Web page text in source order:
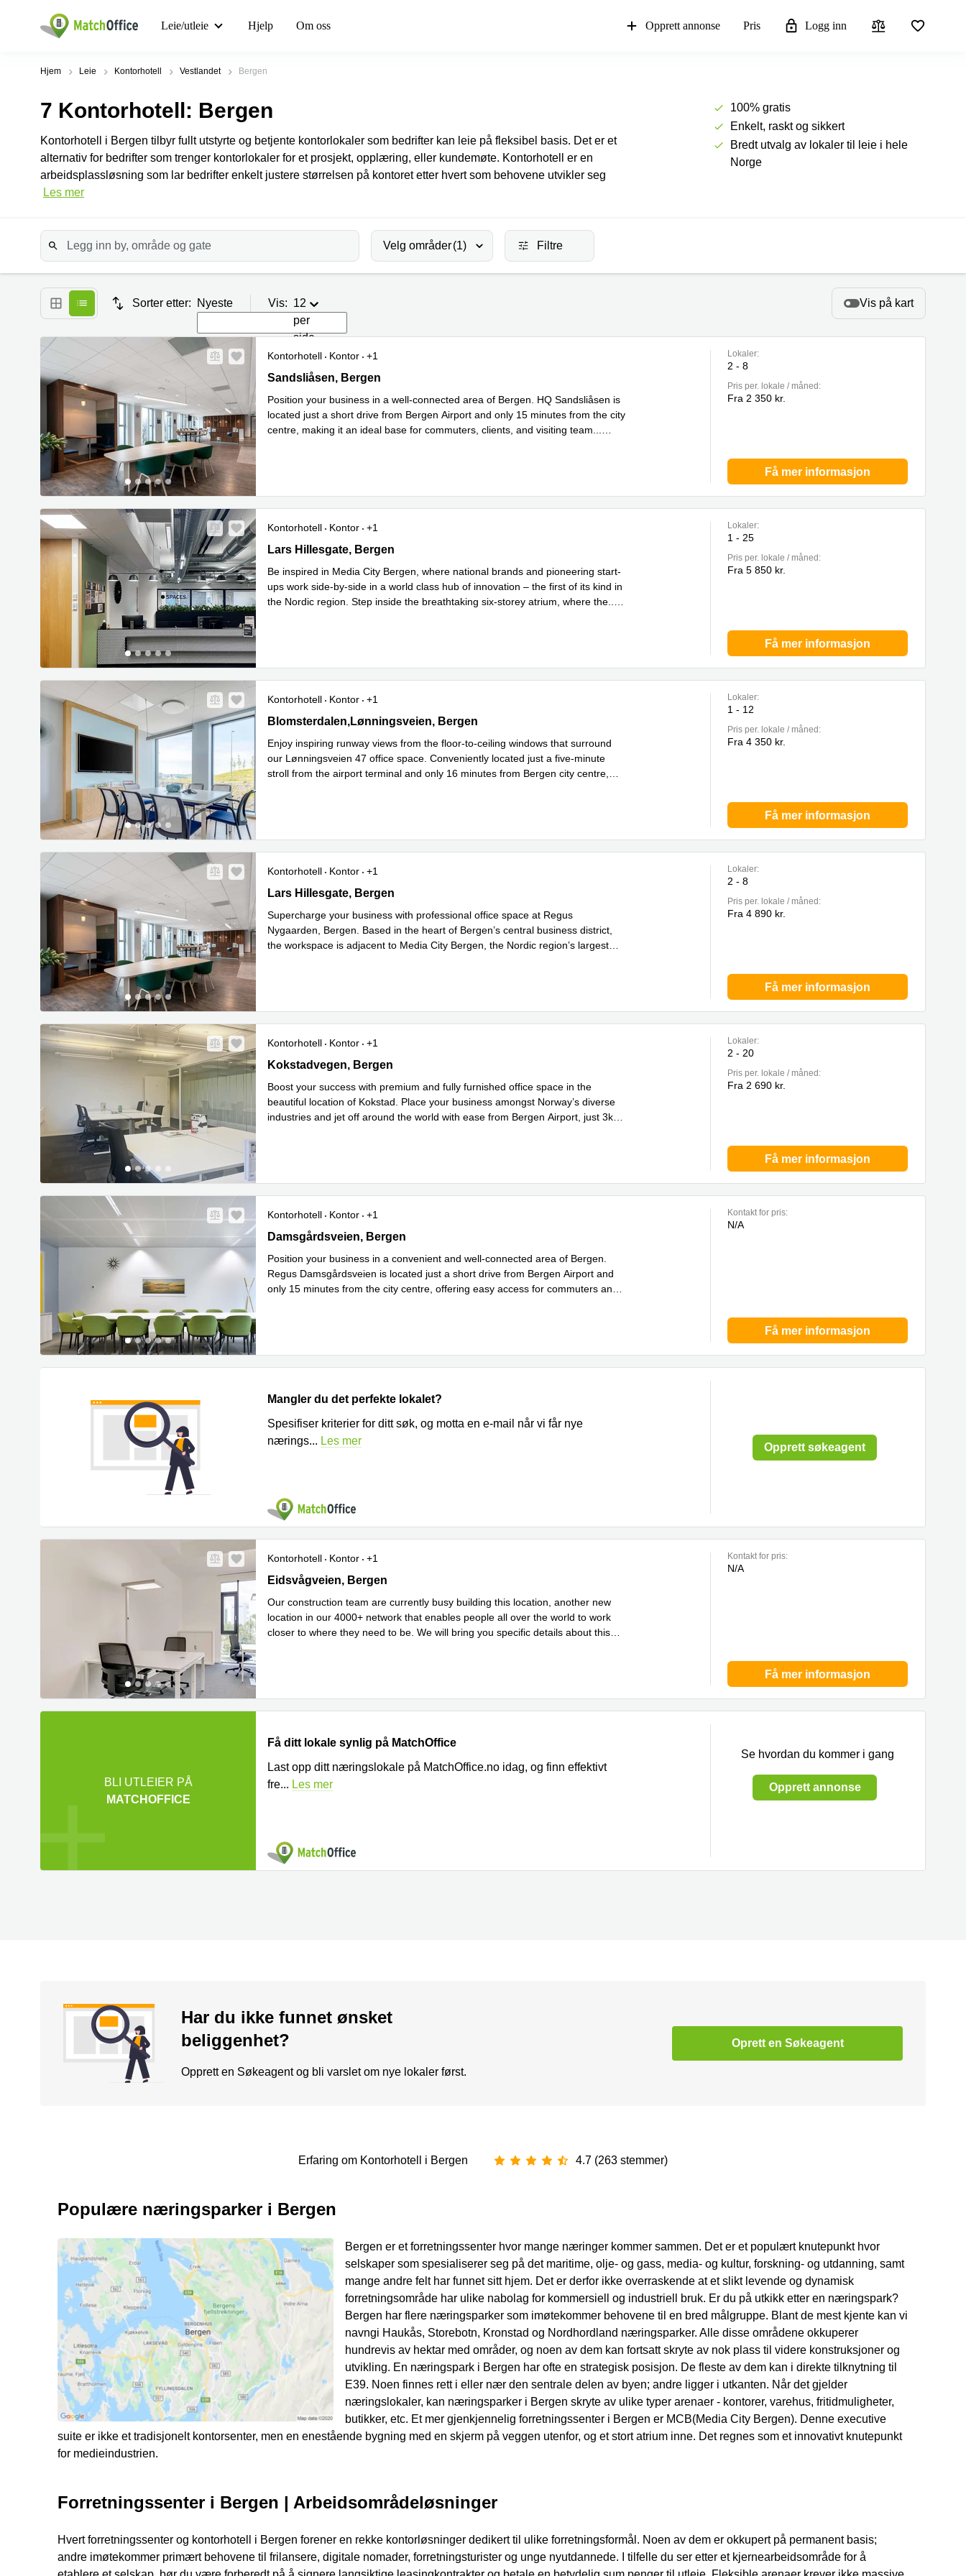
Leie/utleie Hjelp Om oss Opprett annonse Pris Logg inn
Hjem Leie Kontorhotell Vestlandet Bergen
7 Kontorhotell: Bergen
Kontorhotell i Bergen tilbyr fullt utstyrte og betjente kontorlokaler som bedrifter kan leie på fleksibel basis. Det er et
alternativ for bedrifter som trenger kontorlokaler for et prosjekt, opplæring, eller kundemøte. Kontorhotell er en
arbeidsplassløsning som lar bedrifter enkelt justere størrelsen på kontoret etter hvert som behovene utvikler seg
Les mer
100% gratis
Enkelt, raskt og sikkert
Bredt utvalg av lokaler til leie i hele
Norge
Velg områder(1) Filtre
Sorter etter: Nyeste Vis: 12
per
side
Vis på kart
Kontorhotell Kontor
+1
Sandsliåsen 40, Bergen
Sandsliåsen, Bergen
Position your business in a well-connected area of Bergen. HQ Sandsliåsen is
located just a short drive from Bergen Airport and only 15 minutes from the city
centre, making it an ideal base for commuters, clients, and visiting team
Lokaler:
2 - 8
Pris per. lokale / måned:
Fra 2 350 kr.
Få mer informasjon
Kontorhotell Kontor
+1
Media City Bergen,4th floor,Lars Hillesgate 30, Bergen
Lars Hillesgate, Bergen
Be inspired in Media City Bergen, where national brands and pioneering start-
ups work side-by-side in a world class hub of innovation – the first of its kind in
the Nordic region. Step inside the breathtaking six-storey atrium, where the
Lokaler:
1 - 25
Pris per. lokale / måned:
Fra 5 850 kr.
Få mer informasjon
Kontorhotell Kontor
+1
Blomsterdalen,Lønningsveien 47, Bergen
Blomsterdalen,Lønningsveien, Bergen
Enjoy inspiring runway views from the floor-to-ceiling windows that surround
our Lønningsveien 47 office space. Conveniently located just a five-minute
stroll from the airport terminal and only 16 minutes from Bergen city centre,
Lokaler:
1 - 12
Pris per. lokale / måned:
Fra 4 350 kr.
Få mer informasjon
Kontorhotell Kontor
+1
Lars Hillesgate 19,Etasje 6, Bergen
Lars Hillesgate, Bergen
Supercharge your business with professional office space at Regus
Nygaarden, Bergen. Based in the heart of Bergen’s central business district,
the workspace is adjacent to Media City Bergen, the Nordic region’s largest
Lokaler:
2 - 8
Pris per. lokale / måned:
Fra 4 890 kr.
Få mer informasjon
Kontorhotell Kontor
+1
Kokstadvegen 41,Første etasje, Bergen
Kokstadvegen, Bergen
Boost your success with premium and fully furnished office space in the
beautiful location of Kokstad. Place your business amongst Norway’s diverse
industries and jet off around the world with ease from Bergen Airport, just 3km
Lokaler:
2 - 20
Pris per. lokale / måned:
Fra 2 690 kr.
Få mer informasjon
Kontorhotell Kontor
+1
Damsgårdsveien 50, Bergen
Damsgårdsveien, Bergen
Position your business in a convenient and well-connected area of Bergen.
Regus Damsgårdsveien is located just a short drive from Bergen Airport and
only 15 minutes from the city centre, offering easy access for commuters and
Kontakt for pris:
N/A
Få mer informasjon
Mangler du det perfekte lokalet?
Spesifiser kriterier for ditt søk, og motta en e-mail når vi får nye
nærings... Les mer Opprett søkeagent
Kontorhotell Kontor
+1
Eidsvågveien 115, Bergen
Eidsvågveien, Bergen
Our construction team are currently busy building this location, another new
location in our 4000+ network that enables people all over the world to work
closer to where they need to be. We will bring you specific details about this
Kontakt for pris:
N/A
Få mer informasjon
BLI UTLEIER PÅ
MATCHOFFICE
Få ditt lokale synlig på MatchOffice
Last opp ditt næringslokale på MatchOffice.no idag, og finn effektivt
fre... Les mer
Se hvordan du kommer i gang
Opprett annonse
Har du ikke funnet ønsket
beliggenhet?
Opprett en Søkeagent og bli varslet om nye lokaler først.
Oprett en Søkeagent
Erfaring om Kontorhotell i Bergen 4.7 (263 stemmer)
Populære næringsparker i Bergen
Bergen er et forretningssenter hvor mange næringer kommer sammen. Det er et populært knutepunkt hvor
selskaper som spesialiserer seg på det maritime, olje- og gass, media- og kultur, forskning- og utdanning, samt
mange andre felt har funnet sitt hjem. Det er derfor ikke overraskende at et slikt levende og dynamisk
forretningsområde har ulike nabolag for kommersiell og industriell bruk. Er du på utkikk etter en næringspark?
Bergen har flere næringsparker som imøtekommer behovene til en bred målgruppe. Blant de mest kjente kan vi
navngi Haukås, Storebotn, Kronstad og Nordhordland næringsparker. Alle disse områdene okkuperer
hundrevis av hektar med områder, og noen av dem kan fortsatt skryte av nok plass til videre konstruksjoner og
utvikling. En næringspark i Bergen har ofte en strategisk posisjon. De fleste av dem kan i direkte tilknytning til
E39. Noen finnes rett i eller nær den sentrale delen av byen; andre ligger i utkanten. Når det gjelder
næringslokaler, kan næringsparker i Bergen skryte av ulike typer arenaer - kontorer, varehus, fritidmuligheter,
butikker, etc. Et mer gjenkjennelig forretningssenter i Bergen er MCB(Media City Bergen). Denne executive
suite er ikke et tradisjonelt kontorsenter, men en enestående bygning med en skjerm på veggen utenfor, og et stort atrium inne. Det regnes som et innovativt knutepunkt
for medieindustrien.
Forretningssenter i Bergen | Arbeidsområdeløsninger
Hvert forretningssenter og kontorhotell i Bergen forener en rekke kontorløsninger dedikert til ulike forretningsformål. Noen av dem er okkupert på permanent basis;
andre imøtekommer primært behovene til frilansere, digitale nomader, forretningsturister og unge nyutdannede. I tilfelle du ser etter et kjernearbeidsområde for å